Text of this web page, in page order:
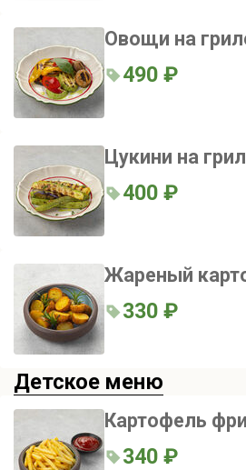
Овощи на
490 ₽
Цукини на
400 ₽
Жареный
330 ₽
Детское меню
Картофель фри
340 ₽